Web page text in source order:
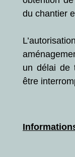
du chantier
un délai de
être